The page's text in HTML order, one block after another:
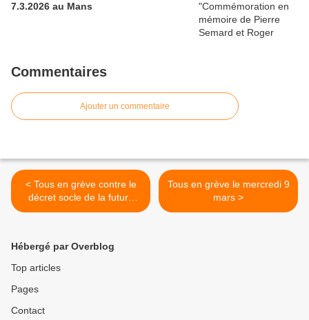
7.3.2026 au Mans
Commentaires
Ajouter un commentaire
< Tous en grève contre le
décret socle de la future
convention collective
Tous en grève le mercredi 9
mars >
Hébergé par Overblog
Top articles
Pages
Contact